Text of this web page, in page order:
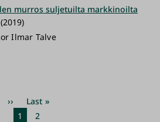
murros suljetuilta markkinoilta
(2019)
Ilmar Talve
Next
page
››
Last
page
Last »
Current
1 Page
2